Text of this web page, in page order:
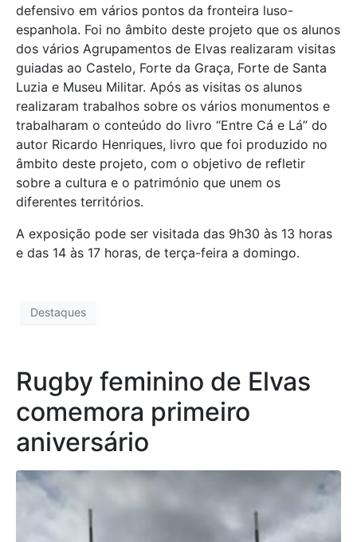
defensivo em vários pontos da fronteira luso-
espanhola. Foi no âmbito deste projeto que os alunos
dos vários Agrupamentos de Elvas realizaram visitas
guiadas ao Castelo, Forte da Graça, Forte de Santa
Luzia e Museu Militar. Após as visitas os alunos
realizaram trabalhos sobre os vários monumentos e
trabalharam o conteúdo do livro “Entre Cá e Lá” do
autor Ricardo Henriques, livro que foi produzido no
âmbito deste projeto, com o objetivo de refletir
sobre a cultura e o património que unem os
diferentes territórios.
A exposição pode ser visitada das 9h30 às 13 horas
e das 14 às 17 horas, de terça-feira a domingo.
Destaques
Rugby feminino de Elvas
comemora primeiro
aniversário